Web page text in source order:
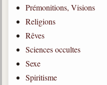
1846-1927
Gabriel Delanne
1857-1926
Chico Xavier
1910-2002
Divaldo Franco
Prémonitions, Visions
Religions
Rêves
Sciences occultes
Sexe
Spiritisme